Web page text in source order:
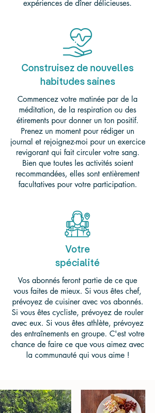
expériences de dîner délicieuses.
Construisez de nouvelles
habitudes saines
Commencez votre matinée par de la
méditation, de la respiration ou des
étirements pour donner un ton positif.
Prenez un moment pour rédiger un
journal et rejoignez-moi pour un exercice
revigorant qui fait circuler votre sang.
Bien que toutes les activités soient
recommandées, elles sont entièrement
facultatives pour votre participation.
Votre
spécialité
Vos abonnés feront partie de ce que
vous faites de mieux. Si vous êtes chef,
prévoyez de cuisiner avec vos abonnés.
Si vous êtes cycliste, prévoyez de rouler
avec eux. Si vous êtes athlète, prévoyez
des entraînements en groupe. C'est votre
chance de faire ce que vous aimez avec
la communauté qui vous aime !